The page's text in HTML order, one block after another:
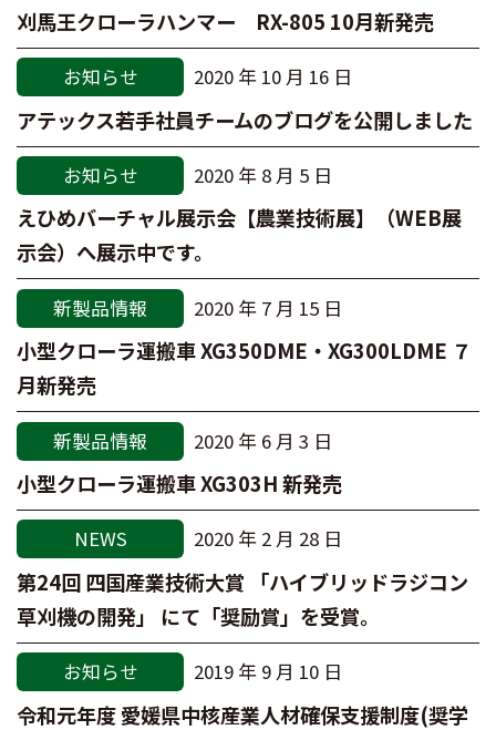
刈馬王クローラハンマー RX-805 10月新発売
お知らせ 2020 年 10 月 16 日
アテックス若手社員チームのブログを公開しました
お知らせ 2020 年 8 月 5 日
えひめバーチャル展示会【農業技術展】（WEB展
示会）へ展示中です。
新製品情報 2020 年 7 月 15 日
小型クローラ運搬車 XG350DME・XG300LDME ７
月新発売
新製品情報 2020 年 6 月 3 日
小型クローラ運搬車 XG303H 新発売
NEWS 2020 年 2 月 28 日
第24回 四国産業技術大賞 「ハイブリッドラジコン
草刈機の開発」 にて「奨励賞」を受賞。
お知らせ 2019 年 9 月 10 日
令和元年度 愛媛県中核産業人材確保支援制度(奨学